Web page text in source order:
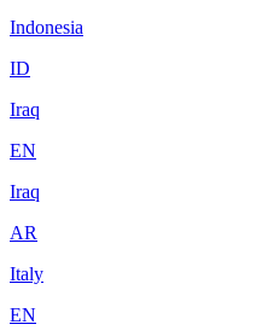
Indonesia
ID
Iraq
EN
Iraq
AR
Italy
EN